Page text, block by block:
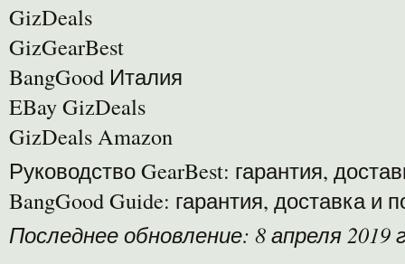
GizDeals
GizGearBest
BangGood Италия
EBay GizDeals
GizDeals Amazon
Руководство GearBest: гарантия,
BangGood Guide: гарантия, доставка и
Последнее обновление: 8 апреля 2019